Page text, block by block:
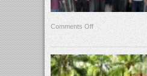
Comments Off